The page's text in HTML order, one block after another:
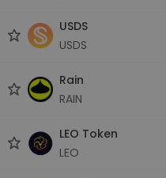
USDS
USDS
Rain
RAIN
LEO Token
LEO